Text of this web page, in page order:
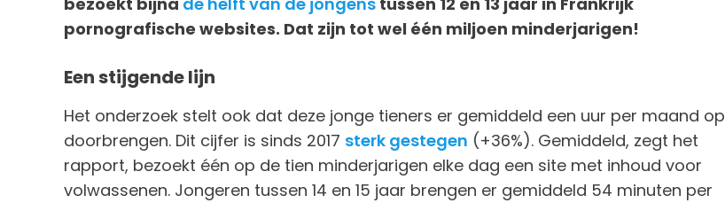
pornografische websites. Dat zijn tot wel één miljoen minderjarigen!
Een stijgende lijn
Het onderzoek stelt ook dat deze jonge tieners er gemiddeld een uur per maand op
doorbrengen. Dit cijfer is sinds 2017 sterk gestegen (+36%). Gemiddeld, zegt het
rapport, bezoekt één op de tien minderjarigen elke dag een site met inhoud voor
volwassenen. Jongeren tussen 14 en 15 jaar brengen er gemiddeld 54 minuten per